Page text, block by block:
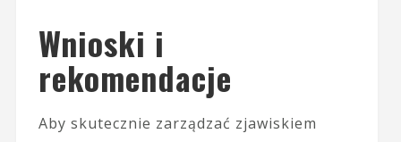
Wnioski i
rekomendacje
Aby skutecznie zarządzać zjawiskiem